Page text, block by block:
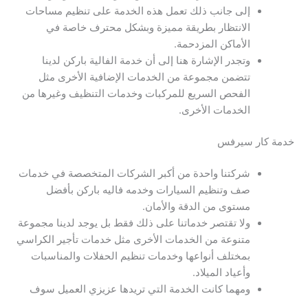
إلى جانب ذلك تعمل هذه الخدمة على تنظيم مساحات
الانتظار بطريقة مميزة وبشكل محترف خاصة في
الأماكن المزدحمة.
وتجدر الإشارة هنا إلى أن خدمة الفالية باركن لدينا
تتضمن مجموعة من الخدمات الإضافية الأخرى مثل
الفحص السريع للمركبات وخدمات التنظيف وغيرها من
الخدمات الأخرى.
خدمة كار سيرفس
شركتنا واحدة من أكبر الشركات المتخصصة في خدمات
صف وتنظيم السيارات وخدمه فاليه باركن بأفضل
مستوى من الدقة والأمان.
ولا تقتصر خدماتنا على ذلك فقط بل يوجد لدينا مجموعة
متنوعة من الخدمات الأخرى مثل خدمات تأجير الكراسي
بمختلف أنواعها وخدمات تنظيم الحفلات والمناسبات
وأعياد الميلاد.
ومهما كانت الخدمة التي تريدها عزيزي العميل سوف